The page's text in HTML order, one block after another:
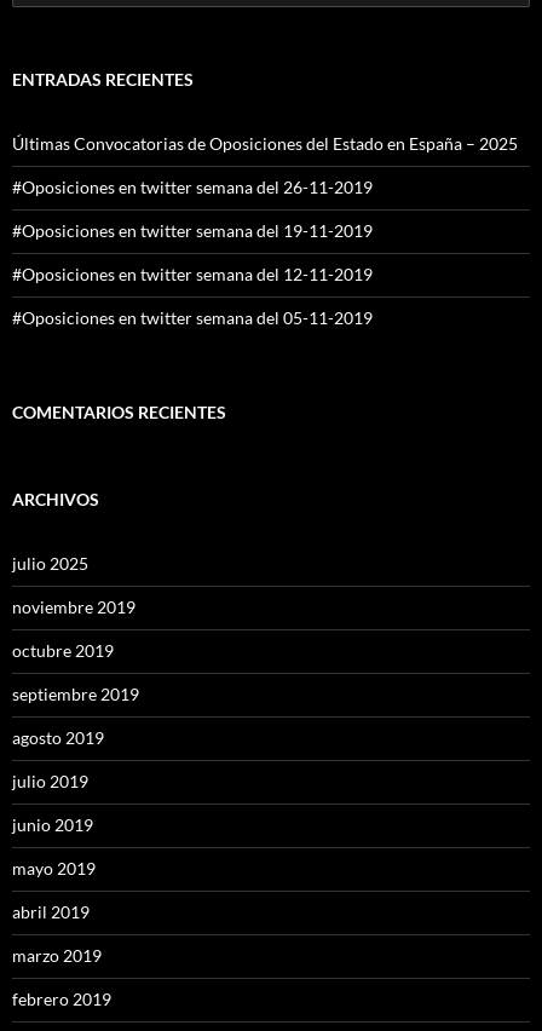
ENTRADAS RECIENTES
Últimas Convocatorias de Oposiciones del Estado en España – 2025
#Oposiciones en twitter semana del 26-11-2019
#Oposiciones en twitter semana del 19-11-2019
#Oposiciones en twitter semana del 12-11-2019
#Oposiciones en twitter semana del 05-11-2019
COMENTARIOS RECIENTES
ARCHIVOS
julio 2025
noviembre 2019
octubre 2019
septiembre 2019
agosto 2019
julio 2019
junio 2019
mayo 2019
abril 2019
marzo 2019
febrero 2019